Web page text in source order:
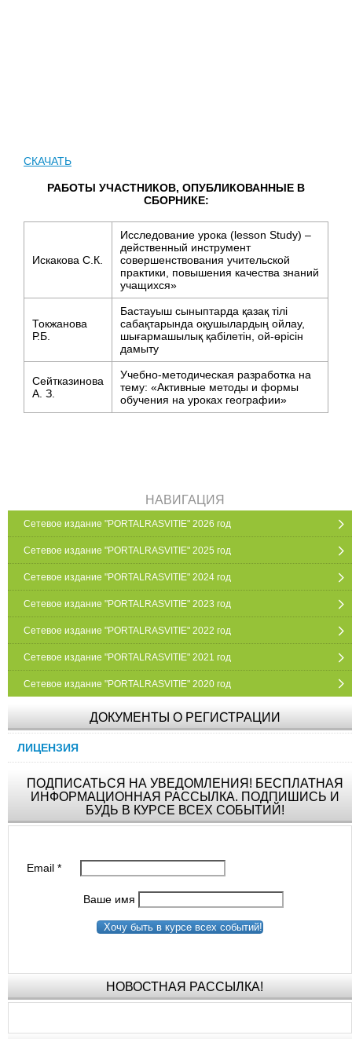
СКАЧАТЬ
РАБОТЫ УЧАСТНИКОВ, ОПУБЛИКОВАННЫЕ В
СБОРНИКЕ:
Искакова С.К.
Исследование урока (lesson Study) –
действенный инструмент
совершенствования учительской
практики, повышения качества знаний
учащихся»
Токжанова
Р.Б.
Бастауыш сыныптарда қазақ тілі
сабақтарында оқушылардың ойлау,
шығармашылық қабілетін, ой-өрісін
дамыту
Сейтказинова
А. З.
Учебно-методическая разработка на
тему: «Активные методы и формы
обучения на уроках географии»
НАВИГАЦИЯ
Сетевое издание "PORTALRASVITIE" 2026 год
Сетевое издание "PORTALRASVITIE" 2025 год
Сетевое издание "PORTALRASVITIE" 2024 год
Сетевое издание "PORTALRASVITIE" 2023 год
Сетевое издание "PORTALRASVITIE" 2022 год
Сетевое издание "PORTALRASVITIE" 2021 год
Сетевое издание "PORTALRASVITIE" 2020 год
ДОКУМЕНТЫ О РЕГИСТРАЦИИ
ЛИЦЕНЗИЯ
ПОДПИСАТЬСЯ НА УВЕДОМЛЕНИЯ! БЕСПЛАТНАЯ
ИНФОРМАЦИОННАЯ РАССЫЛКА. ПОДПИШИСЬ И
БУДЬ В КУРСЕ ВСЕХ СОБЫТИЙ!
Email*
Ваше имя
Хочу быть в курсе всех событий!
НОВОСТНАЯ РАССЫЛКА!